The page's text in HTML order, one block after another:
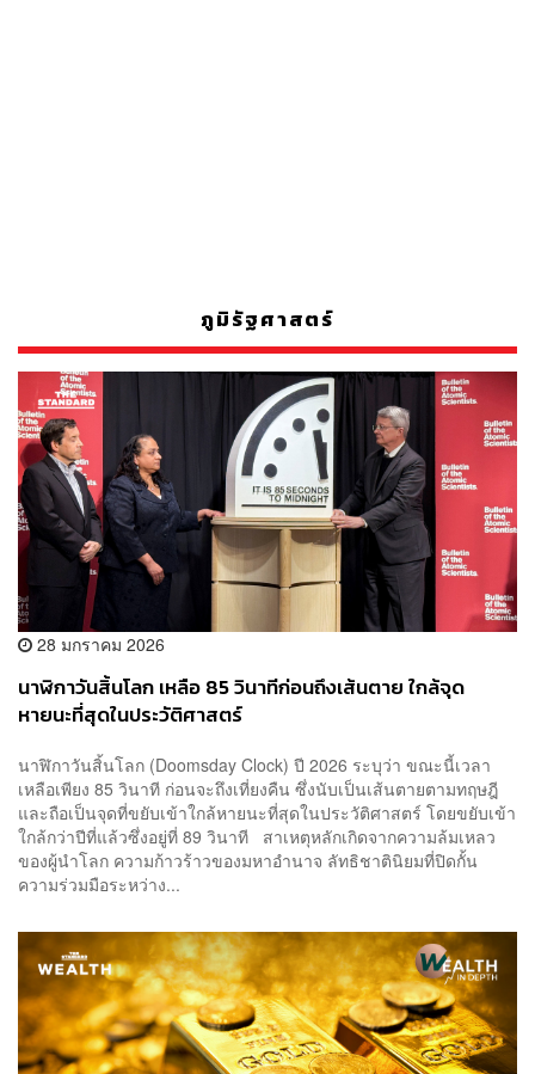
ภูมิรัฐศาสตร์
28 มกราคม 2026
นาฬิกาวันสิ้นโลก เหลือ 85 วินาทีก่อนถึงเส้นตาย ใกล้จุด
หายนะที่สุดในประวัติศาสตร์
นาฬิกาวันสิ้นโลก (Doomsday Clock) ปี 2026 ระบุว่า ขณะนี้เวลา
เหลือเพียง 85 วินาที ก่อนจะถึงเที่ยงคืน ซึ่งนับเป็นเส้นตายตามทฤษฎี
และถือเป็นจุดที่ขยับเข้าใกล้หายนะที่สุดในประวัติศาสตร์ โดยขยับเข้า
ใกล้กว่าปีที่แล้วซึ่งอยู่ที่ 89 วินาที สาเหตุหลักเกิดจากความล้มเหลว
ของผู้นำโลก ความก้าวร้าวของมหาอำนาจ ลัทธิชาตินิยมที่ปิดกั้น
ความร่วมมือระหว่าง...